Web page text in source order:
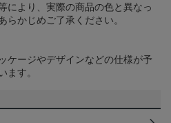
により、実際の商品の色と異なっ
らかじめご了承ください。
ケージやデザインなどの仕様が予
ます。